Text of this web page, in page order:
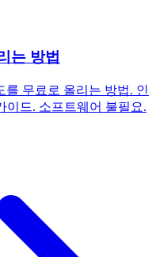
는 방법
무료로 올리는 방법. 인
이드. 소프트웨어 불필요.